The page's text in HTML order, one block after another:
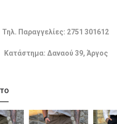
Τηλ. Παραγγελίες: 2751 301612
Κατάστημα: Δαναού 39, Άργος